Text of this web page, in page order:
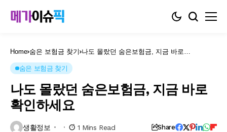
Home 숨은 보험금 찾기 나도 몰랐던 숨은보험금, 지금 바로
숨은 보험금 찾기
나도 몰랐던 숨은보험금, 지금 바로
확인하세요
생활정보 1 Mins Read Share